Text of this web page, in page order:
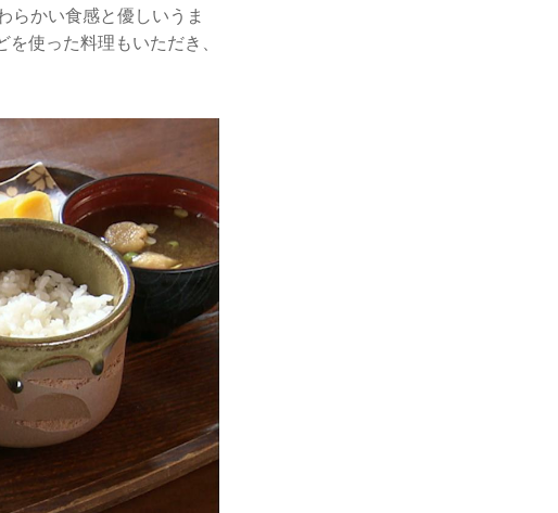
らかい食感と優しいうま
使った料理もいただき、